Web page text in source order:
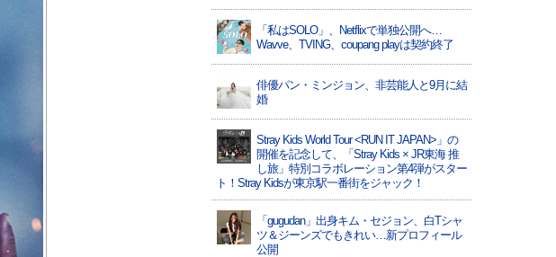
「私はSOLO」、Netflixで単独公開へ…
Wavve、TVING、coupang playは契約終了
俳優パン・ミンジョン、非芸能人と9月に結
婚
Stray Kids World Tour <RUN IT JAPAN>」の
開催を記念して、「Stray Kids × JR東海 推
し旅」特別コラボレーション第4弾がスター
ト！Stray Kidsが東京駅一番街をジャック！
「gugudan」出身キム・セジョン、白Tシャ
ツ＆ジーンズでもきれい…新プロフィール
公開